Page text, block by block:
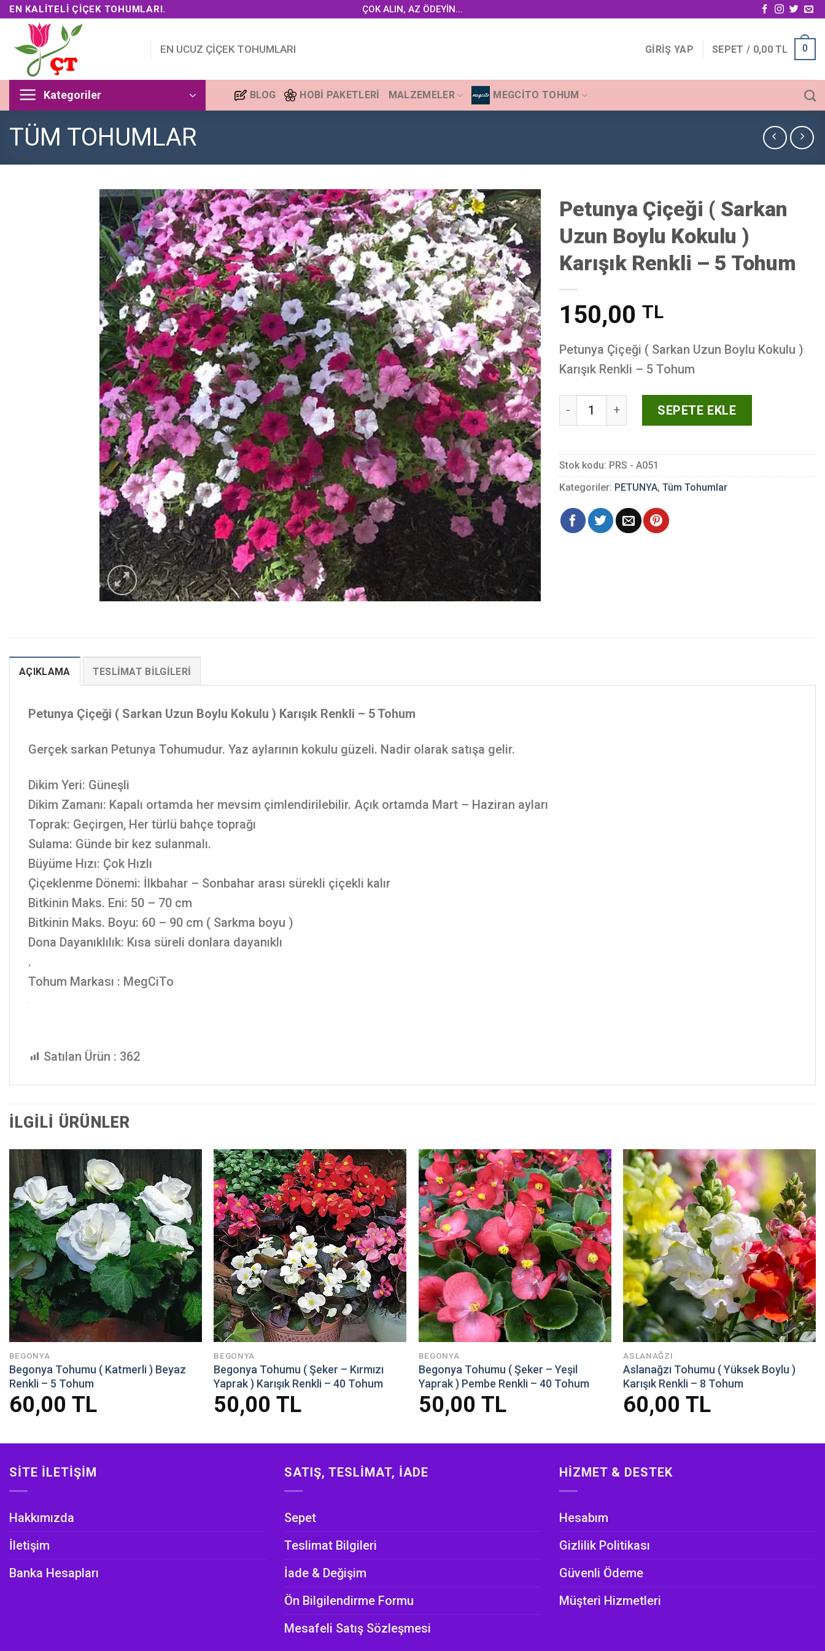
Skip
content
EN KALITELI ÇIÇEK TOHUMLARI. ÇOK ALIN, AZ ÖDEYİN...
EN UCUZ ÇİÇEK TOHUMLARI GIRIŞ YAP SEPET / 0,00TL 0
Kategoriler BLOG HOBI PAKETLERI MALZEMELER MEGCITO TOHUM
TÜM TOHUMLAR
Petunya Çiçeği ( Sarkan
Uzun Boylu Kokulu )
Karışık Renkli – 5 Tohum
150,00 TL
Petunya Çiçeği ( Sarkan Uzun Boylu Kokulu )
Karışık Renkli – 5 Tohum
Petunya Çiçeği ( Sarkan Uzun Boylu Kokulu )
SEPETE EKLE
Stok kodu: PRS - A051
Kategoriler: PETUNYA, Tüm Tohumlar
AÇIKLAMA TESLIMAT BILGILERI
Petunya Çiçeği ( Sarkan Uzun Boylu Kokulu ) Karışık Renkli – 5 Tohum
Gerçek sarkan Petunya Tohumudur. Yaz aylarının kokulu güzeli. Nadir olarak satışa gelir.
Dikim Yeri: Güneşli
Dikim Zamanı: Kapalı ortamda her mevsim çimlendirilebilir. Açık ortamda Mart – Haziran ayları
Toprak: Geçirgen, Her türlü bahçe toprağı
Sulama: Günde bir kez sulanmalı.
Büyüme Hızı: Çok Hızlı
Çiçeklenme Dönemi: İlkbahar – Sonbahar arası sürekli çiçekli kalır
Bitkinin Maks. Eni: 50 – 70 cm
Bitkinin Maks. Boyu: 60 – 90 cm ( Sarkma boyu )
Dona Dayanıklılık: Kısa süreli donlara dayanıklı
.
Tohum Markası : MegCiTo
Satılan Ürün : 362
İLGILI ÜRÜNLER
BEGONYA
Begonya Tohumu ( Katmerli ) Beyaz
Renkli – 5 Tohum
60,00 TL
BEGONYA
Begonya Tohumu ( Şeker – Kırmızı
Yaprak ) Karışık Renkli – 40 Tohum
50,00TL
BEGONYA
Begonya Tohumu ( Şeker – Yeşil
Yaprak ) Pembe Renkli – 40 Tohum
50,00 TL
ASLANAĞZI
Aslanağzı Tohumu ( Yüksek Boylu )
Karışık Renkli – 8 Tohum
60,00TL
SITE İLETIŞIM
Hakkımızda
İletişim
Banka Hesapları
SATIŞ, TESLIMAT, İADE
Sepet
Teslimat Bilgileri
İade & Değişim
Ön Bilgilendirme Formu
Mesafeli Satış Sözleşmesi
HIZMET & DESTEK
Hesabım
Gizlilik Politikası
Güvenli Ödeme
Müşteri Hizmetleri